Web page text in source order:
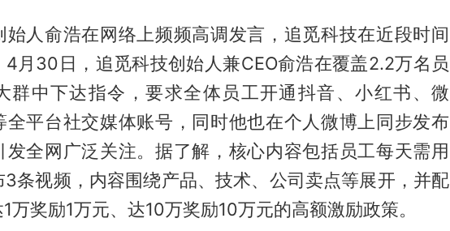
始人俞浩在网络上频频高调发言，追觅科技在近段时间
月30日，追觅科技创始人兼CEO俞浩在覆盖2.2万名员
群中下达指令，要求全体员工开通抖音、小红书、微
全平台社交媒体账号，同时他也在个人微博上同步发布
发全网广泛关注。据了解，核心内容包括员工每天需用
3条视频，内容围绕产品、技术、公司卖点等展开，并配
万奖励1万元、达10万奖励10万元的高额激励政策。